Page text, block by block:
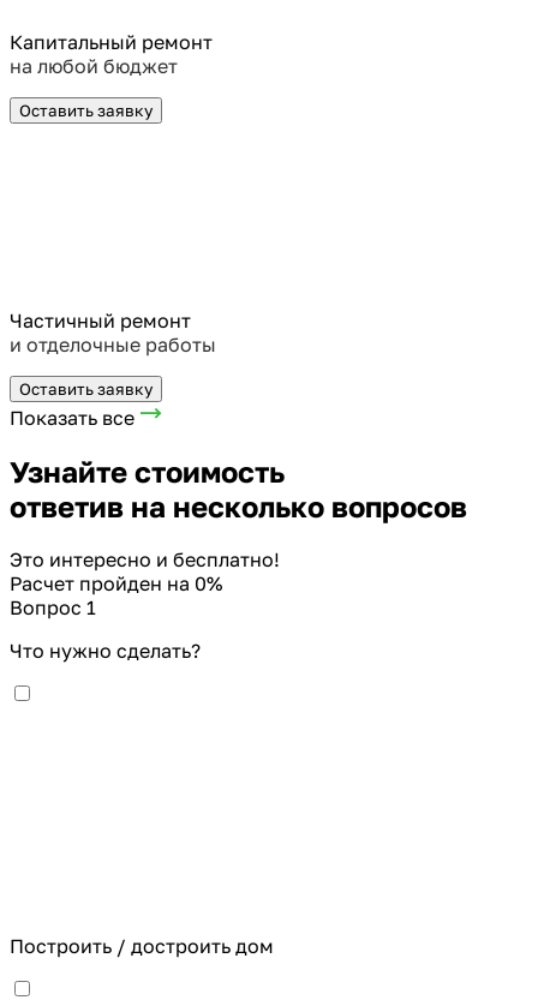
Капитальный ремонт
на любой бюджет
Оставить заявку
Частичный ремонт
и отделочные работы
Оставить заявку
Показать все
Узнайте стоимость
ответив на несколько вопросов
Это интересно и бесплатно!
Расчет пройден на 0%
Вопрос 1
Что нужно сделать?
Построить / достроить дом